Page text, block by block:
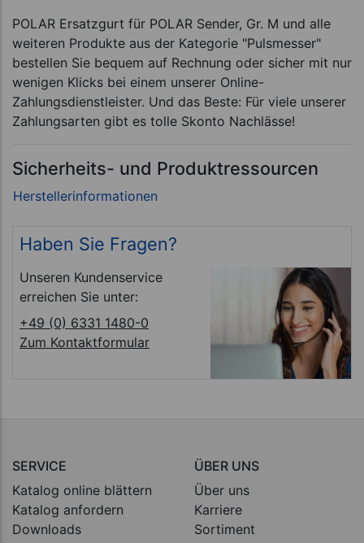
POLAR Ersatzgurt für POLAR Sender, Gr. M und alle
weiteren Produkte aus der Kategorie "Pulsmesser"
bestellen Sie bequem auf Rechnung oder sicher mit nur
wenigen Klicks bei einem unserer Online-
Zahlungsdienstleister. Und das Beste: Für viele unserer
Zahlungsarten gibt es tolle Skonto Nachlässe!
Sicherheits- und Produktressourcen
Haben Sie Fragen?
Unseren Kundenservice
erreichen Sie unter:
+49 (0) 6331 1480-0
Zum Kontaktformular
SERVICE
Katalog online blättern
Katalog anfordern
Downloads
ÜBER UNS
Über uns
Karriere
Sortiment